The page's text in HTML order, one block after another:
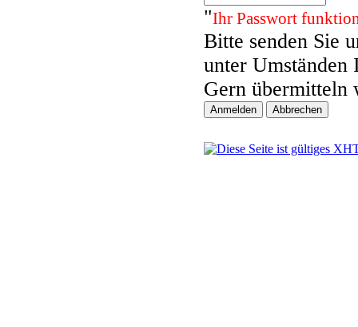
"Ihr Passwort
Bitte senden Sie
unter Umständen
Gern übermitteln